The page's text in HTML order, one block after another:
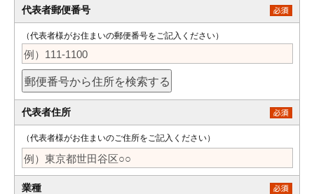
代表者郵便番号
（代表者様がお住まいの郵便番号をご記入ください）
代表者住所
（代表者様がお住まいのご住所をご記入ください）
業種